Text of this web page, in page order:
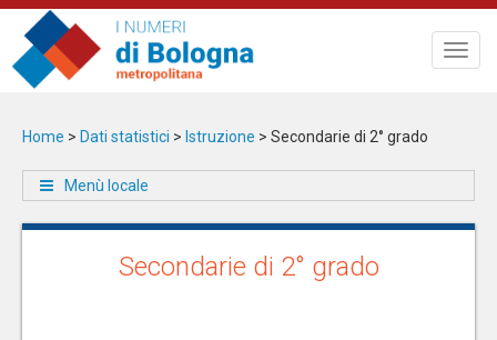
Salta
contenuto
principale
Home > Dati statistici > Istruzione > Secondarie di 2° grado
Menù locale
Secondarie di 2° grado